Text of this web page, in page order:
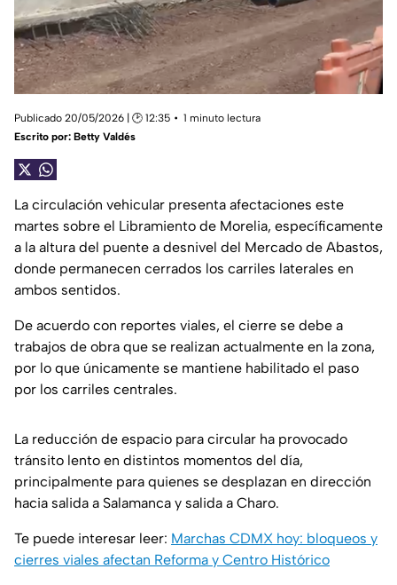
Publicado 20/05/2026 | 🕑 12:35
1 minuto lectura
Escrito por: Betty Valdés
La circulación vehicular presenta afectaciones este
martes sobre el Libramiento de Morelia, específicamente
a la altura del puente a desnivel del Mercado de Abastos,
donde permanecen cerrados los carriles laterales en
ambos sentidos.
De acuerdo con reportes viales, el cierre se debe a
trabajos de obra que se realizan actualmente en la zona,
por lo que únicamente se mantiene habilitado el paso
por los carriles centrales.
La reducción de espacio para circular ha provocado
tránsito lento en distintos momentos del día,
principalmente para quienes se desplazan en dirección
hacia salida a Salamanca y salida a Charo.
Te puede interesar leer: Marchas CDMX hoy: bloqueos y
cierres viales afectan Reforma y Centro Histórico